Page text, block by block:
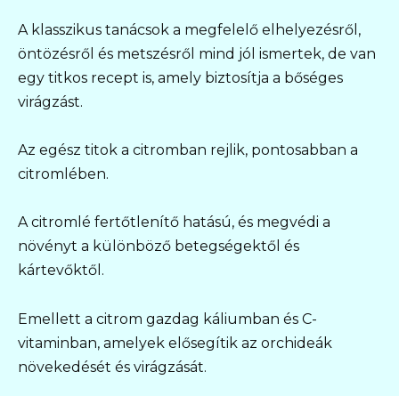
A klasszikus tanácsok a megfelelő elhelyezésről,
öntözésről és metszésről mind jól ismertek, de van
egy titkos recept is, amely biztosítja a bőséges
virágzást.
Az egész titok a citromban rejlik, pontosabban a
citromlében.
A citromlé fertőtlenítő hatású, és megvédi a
növényt a különböző betegségektől és
kártevőktől.
Emellett a citrom gazdag káliumban és C-
vitaminban, amelyek elősegítik az orchideák
növekedését és virágzását.